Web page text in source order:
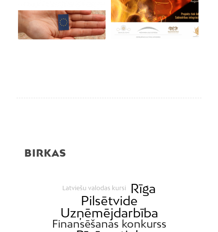
BIRKAS
Latviešu valodas kursi
Rīga
Pilsētvide
Uzņēmējdarbība
Finansēšanas konkurss